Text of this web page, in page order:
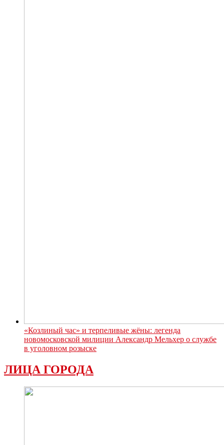
«Козлиный час» и терпеливые жёны: легенда
новомосковской милиции Александр Мельхер о службе
в уголовном розыске
ЛИЦА ГОРОДА